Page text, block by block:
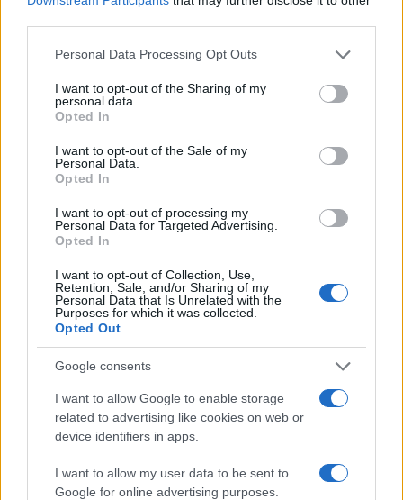
Please note that this website/app uses one or more Google
not limited to your visit or usage behaviour. You may click to
grant or deny consent to Google and its third-party tags to
use your data for below specified purposes in below Google
consent section.
Personal Data Processing Opt Outs
I want to opt-out of the Sharing of my
personal data.
Opted In
I want to opt-out of the Sale of my
Personal Data.
Opted In
I want to opt-out of processing my
Personal Data for Targeted Advertising.
Opted In
I want to opt-out of Collection, Use,
Retention, Sale, and/or Sharing of my
Personal Data that Is Unrelated with the
Purposes for which it was collected.
Opted Out
Google consents
I want to allow Google to enable storage
related to advertising like cookies on web or
device identifiers in apps.
I want to allow my user data to be sent to
Google for online advertising purposes.
Continua a leggere